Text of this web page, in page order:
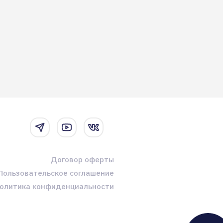
Договор оферты
соглашение
конфиденциальности